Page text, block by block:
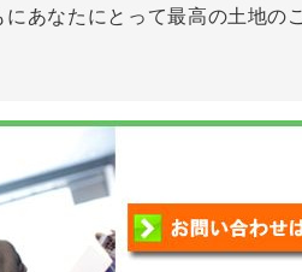
あなたにとって最高の土地の